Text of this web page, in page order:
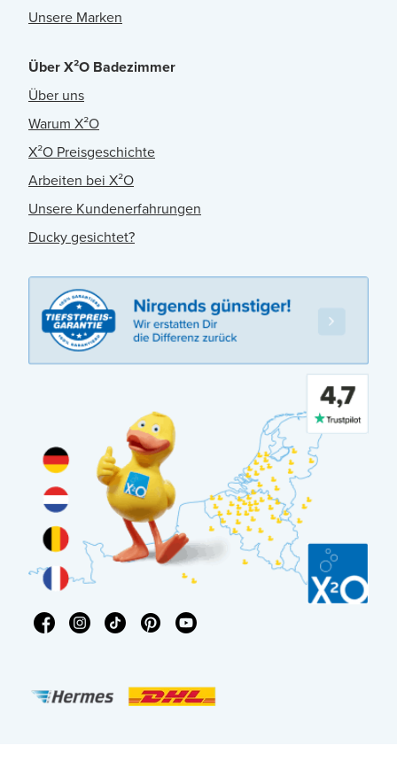
Unsere Marken
Über X²O Badezimmer
Über uns
Warum X²O
X²O Preisgeschichte
Arbeiten bei X²O
Unsere Kundenerfahrungen
Ducky gesichtet?